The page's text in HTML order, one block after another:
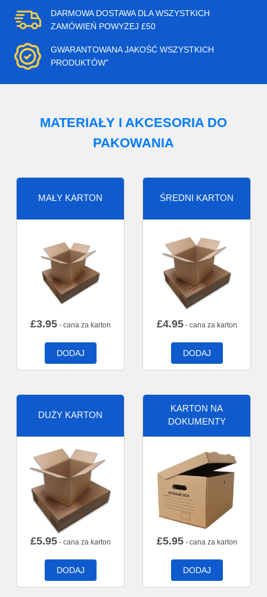
DARMOWA DOSTAWA DLA WSZYSTKICH
ZAMÓWIEŃ POWYŻEJ £50
GWARANTOWANA JAKOŚĆ WSZYSTKICH
PRODUKTÓW"
MATERIAŁY I AKCESORIA DO
PAKOWANIA
MAŁY KARTON
£3.95- cana za karton
DODAJ
ŚREDNI KARTON
£4.95- cana za karton
DODAJ
DUŻY KARTON
£5.95- cana za karton
DODAJ
KARTON NA
DOKUMENTY
£5.95- cana za karton
DODAJ